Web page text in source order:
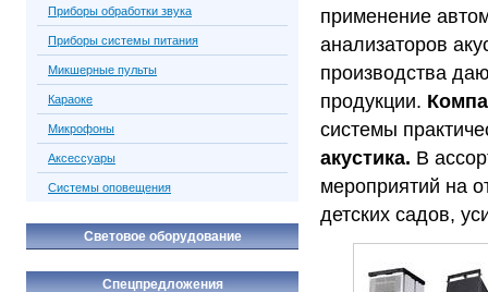
применение
анализаторов
производства
продукции.
системы
акустика. В
мероприятий на
детских садов,
Приборы обработки звука
Приборы системы питания
Микшерные пульты
Караоке
Микрофоны
Аксессуары
Системы оповещения
Световое оборудование
Спецпредложения